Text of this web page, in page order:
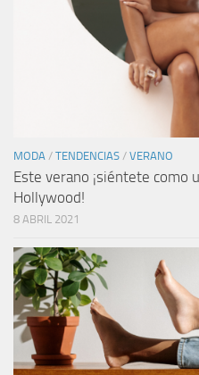
MODA / TENDENCIAS / VERANO
Este verano ¡siéntete como
Hollywood!
8 ABRIL 2021